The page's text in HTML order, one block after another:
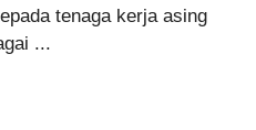
tenaga kerja asing
...